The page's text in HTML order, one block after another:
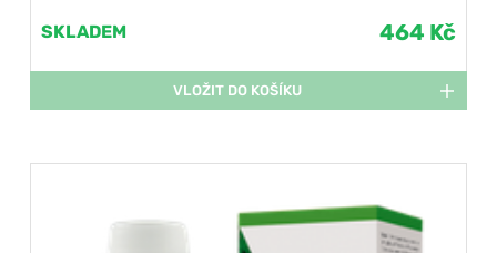
SKLADEM 464 Kč
VLOŽIT DO KOŠÍKU